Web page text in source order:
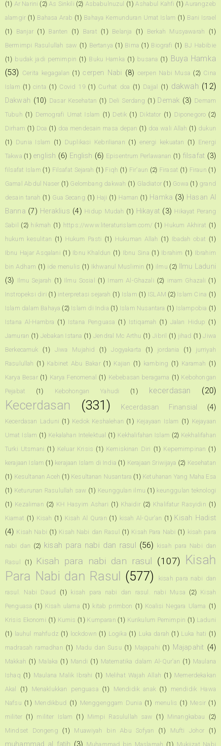
(1) Ar Narini (2) As Sinkili (2) Asbabulnuzul (1) Ashabul Kahfi (1) Aurangzeb
alamgir (1) Bahasa Arab (1) Bahaya Kemunduran Umat Islam (1) Bani Israel
(1)
Banjar (1) Banten (1) Barat (1) Belanja (1) Berkah Musyawarah
(1)
Bermimpi Rasulullah saw (1) Bertanya (1) Bima (1) Biografi (1) BJ Habibie
(1) budak jadi pemimpin (1) Buku Hamka (1) busana (1) Buya Hamka
(53) Cerita kegagalan (1) cerpen Nabi (8) cerpen Nabi Musa (2) Cina
Islam (1) cinta (1) Covid 19 (1) Curhat doa (1) Dajjal (1) dakwah (12)
Dakwah (10) Dasar Kesehatan (1) Deli Serdang (1) Demak (3) Demam
Tubuh (1) Demografi Umat Islam (1) Detik (1) Diktator (1) Diponegoro (2)
Dirham (1) Doa (1) doa mendesain masa depan (1) doa wali Allah (1) dukun
(1) Dunia Islam (1) Duplikasi Kebrilianan (1) energi kekuatan (1) Energi
Takwa (1) english (6) English (6) Episentrum Perlawanan (1) filsafat (3)
filsafat Islam (1) Filsafat Sejarah (1) Fiqh (1) Fir'aun (2) Firasat (1) Firaun (1)
Gamal Abdul Naser (1) Gelombang dakwah (1) Gladiator (1) Gowa (1) grand
desain tanah (1) Gua Secang (1) Haji (1) Haman (1) Hamka (3) Hasan Al
Banna (7) Heraklius (4) Hidup Mudah (1) Hikayat (3) Hikayat Perang
Sabil
(2) hikmah (1) https://www.literaturislam.com/ (1) Hukum Akhirat (1)
hukum kesulitan (1) Hukum Pasti (1) Hukuman Allah (1) Ibadah obat (1)
Ibnu Hajar Asqalani (1) Ibnu Khaldun (1) Ibnu Sina (1) Ibrahim (1) Ibrahim
bin Adham (1) ide menulis (1) Ikhwanul Muslimin (1) ilmu (2) Ilmu Laduni
(3) Ilmu Sejarah (1) Ilmu Sosial (1) Imam Al-Ghazali (2) imam Ghazali (1)
Instropeksi diri (1) interpretasi sejarah (1) Islam (1) ISLAM (2) Islam Cina (1)
Islam dalam Bahaya (2) Islam di India (1) Islam Nusantara (1) Islampobia (1)
Istana Al-Hambra (1) Istana Penguasa (1) Istiqamah (1) Jalan Hidup (1)
Jamuran (1) Jebakan Istana (1) Jendral Mc Arthu (1) Jibril (1) jihad (1) Jiwa
Berkecamuk
(1) Jiwa Mujahid (1) Jogyakarta (1) jordania (1)
jurriyah
Rasulullah (1) Kabinet Abu Bakar (1) Kajian (1) kambing (1) Karamah (1)
Karya Besar (1) Karya Fenomenal (1) Kebebasan beragama (1) Kebohongan
Pejabat
(1) Kebohongan Yahudi (1) kecerdasan (20)
Kecerdasan (331) Kecerdasan Finansial (4)
Kecerdasan Laduni (1) Kedok Keshalehan (1) Kejayaan Islam (1) Kejayaan
Umat Islam (1) Kekalahan Intelektual (1) Kekhalifahan Islam (2) Kekhalifahan
Turki Utsmani (1) Keluar Krisis (1) Kemiskinan Diri (1) Kepemimpinan (1)
kerajaan Islam (1) kerajaan Islam di India (1) Kerajaan Sriwijaya (2) Kesehatan
(1) Kesultanan Aceh (1) Kesultanan Nusantara (1) Ketuhanan Yang Maha Esa
(1) Keturunan Rasulullah saw (1) Keunggulan ilmu (1) keunggulan teknologi
(1) Kezaliman (2) KH Hasyim Ashari (1) Khaidir (2) Khalifatur Rasyidin (1)
Kiamat (1) Kisah (1) Kisah Al Quran (1) kisah Al-Qur'an (1) Kisah Hadist
(4) Kisah Nabi (1) Kisah Nabi dan Rasul (1) Kisah Para Nabi (1) kisah para
nabi dan (2) kisah para nabi dan rasul (56) kisah para Nabi dan
Rasul (1) Kisah para nabi dan rasul (107) Kisah
Para Nabi dan Rasul (577)
kisah para nabi dan
rasul. Nabi Daud
(1) kisah para nabi dan rasul. nabi Musa (2) Kisah
Penguasa (1) Kisah ulama (1) kitab primbon (1) Koalisi Negara Ulama (1)
Krisis Ekonomi (1) Kumis (1) Kumparan (1) Kurikulum Pemimpin (1) Laduni
(1) lauhul mahfudz (1) lockdown (1) Logika (1) Luka darah (1) Luka hati (1)
madrasah ramadhan (1) Madu dan Susu (1) Majapahi (1) Majapahit (4)
Makkah (1) Malaka (1) Mandi (1) Matematika dalam Al-Qur'an (1) Maulana
Ishaq (1) Maulana Malik Ibrahi (1) Melihat Wajah Allah (1) Memerdekakan
Akal
(1) Menaklukkan penguasa (1) Mendidik anak (1)
mendidik Hawa
Nafsu (1) Mendikbud (1) Menggenggam Dunia (1) menulis (1) Mesir (1)
militer (1) militer Islam (1) Mimpi Rasulullah saw (1) Minangkabau
(2)
Mindset Dongeng
(1) Muawiyah bin Abu Sofyan (1) Mufti Johor (1)
Muhammad bin Maslamah (1) Mukjizat Nabi